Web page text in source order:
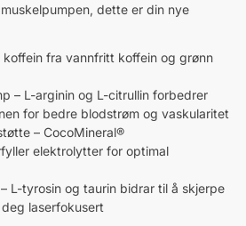
dette er din nye
fra vannfritt koffein og grønn
– L-arginin og L-citrullin forbedrer
for bedre blodstrøm og vaskularitet
– CocoMineral®
elektrolytter for optimal
L-tyrosin og taurin bidrar til å skjerpe
laserfokusert